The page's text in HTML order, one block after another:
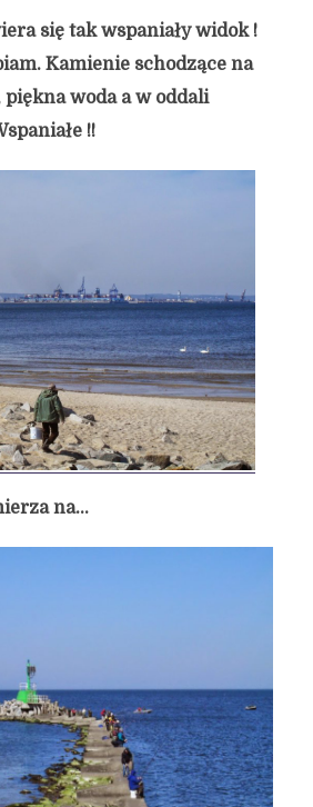
x 7 cz. 3
2014
1 min czytania
Kamil Sulewski
się tak wspaniały widok !
Kamienie schodzące na
woda a w oddali
!!
na…